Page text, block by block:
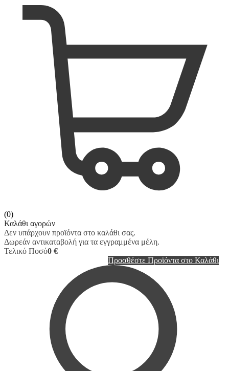
(0)
Καλάθι αγορών
Δεν υπάρχουν προϊόντα στο καλάθι σας.
Δωρεάν αντικαταβολή για τα εγγραμμένα μέλη.
Τελικό Ποσό0 €
Προσθέστε Προϊόντα στο Καλάθι